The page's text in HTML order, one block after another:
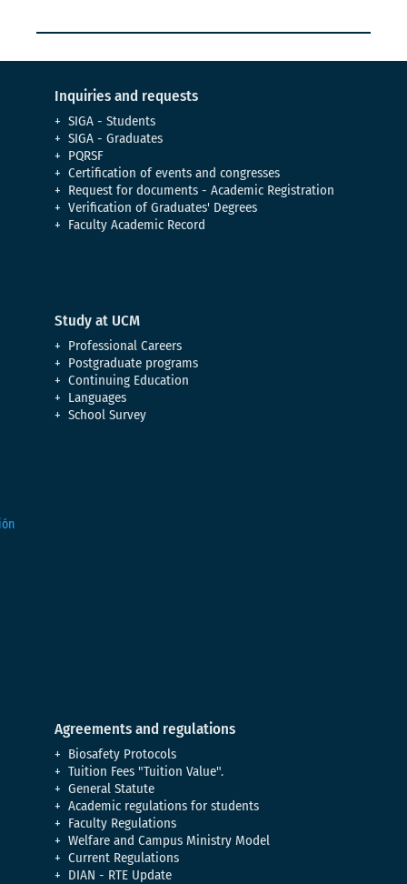
Inquiries and requests
SIGA - Students
SIGA - Graduates
PQRSF
Certification of events and congresses
Request for documents - Academic Registration
Verification of Graduates' Degrees
Faculty Academic Record
Study at UCM
Professional Careers
Postgraduate programs
Continuing Education
Languages
School Survey
Agreements and regulations
Biosafety Protocols
Tuition Fees "Tuition Value".
General Statute
Academic regulations for students
Faculty Regulations
Welfare and Campus Ministry Model
Current Regulations
DIAN - RTE Update